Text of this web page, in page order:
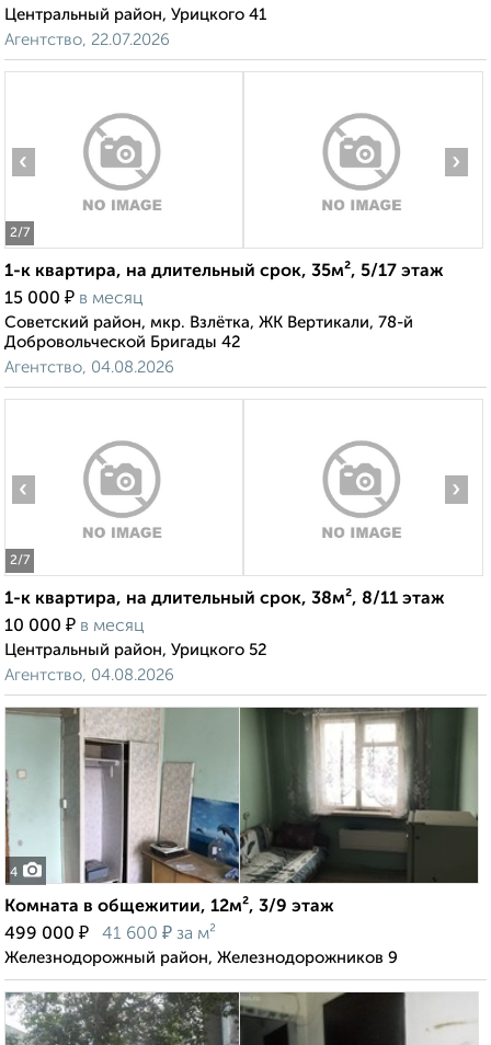
Центральный район, Урицкого 41
Агентство, 22.07.2026
2/7
‹ ›
1-к квартира, на длительный срок, 35м², 5/17 этаж
15 000 ₽ в месяц
Советский район, мкр. Взлётка, ЖК Вертикали, 78-й
Добровольческой Бригады 42
Агентство, 04.08.2026
2/7
‹ ›
1-к квартира, на длительный срок, 38м², 8/11 этаж
10 000 ₽ в месяц
Центральный район, Урицкого 52
Агентство, 04.08.2026
4
Комната в общежитии, 12м², 3/9 этаж
499 000 ₽ 41 600 ₽ за м²
Железнодорожный район, Железнодорожников 9